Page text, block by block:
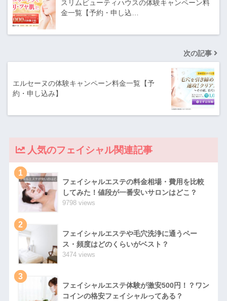
スリムビューティハウスの体験キャンペーン料
金一覧【予約・申し込…
次の記事
エルセーヌの体験キャンペーン料金一覧【予
約・申し込み】
人気のフェイシャル関連記事
1
フェイシャルエステの料金相場・費用を比較
してみた！値段が一番安いサロンはどこ？
9798 views
2
フェイシャルエステや毛穴洗浄に通うペー
ス・頻度はどのくらいがベスト？
3474 views
3
フェイシャルエステ体験が激安500円！？ワン
コインの格安フェイシャルってある？